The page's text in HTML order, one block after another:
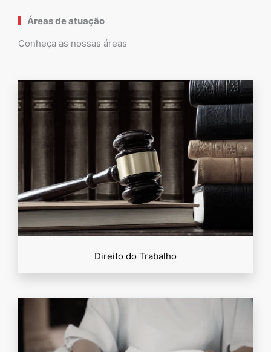
Áreas de atuação
Conheça as nossas áreas
Direito do Trabalho